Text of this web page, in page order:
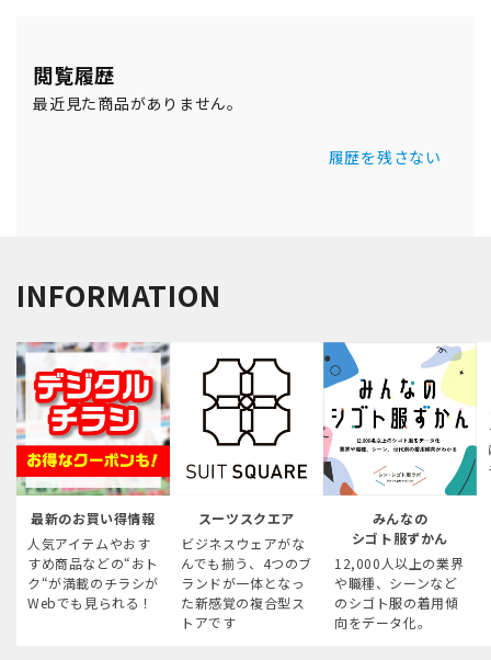
閲覧履歴
最近見た商品がありません。
履歴を残さない
INFORMATION
最新のお買い得情報
人気アイテムやおす
すめ商品などの“おト
ク“が満載のチラシが
Webでも見られる！
スーツスクエア
ビジネスウェアがな
んでも揃う、4つのブ
ランドが一体となっ
た新感覚の複合型ス
トアです
みんなの
シゴト服ずかん
12,000人以上の業界
や職種、シーンなど
のシゴト服の着用傾
向をデータ化。